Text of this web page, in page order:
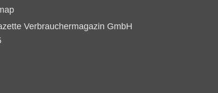
Verbrauchermagazin GmbH